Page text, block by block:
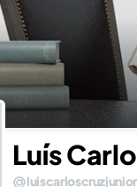
Luís
luiscarloscruzjunior